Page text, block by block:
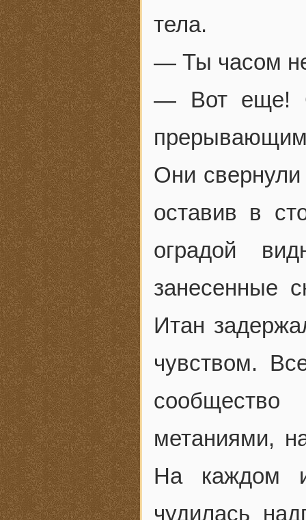
тела.
— Ты часом
— Вот еще! С
Они
оставив в
оградой
занесенные
Итан
чувством.
метаниями,
На каждом
чудилась